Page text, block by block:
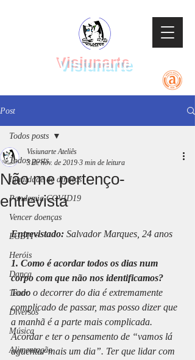
Visiunarte
Post
Todos posts
Igualdade de direitos
Pandemia COVID19
Vencer doenças
LGBTI+
Heróis
Dança
Teatro
Diversos
Música
Alimentação
Todos posts
Não me pertenço-
entrevista
Visiunarte Ateliês
3 de nov. de 2019 3 min de leitura
Entrevistado: Salvador Marques, 24 anos
1. Como é acordar todos os dias num
corpo com que não nos identificamos?
Todo o decorrer do dia é extremamente
complicado de passar, mas posso dizer que
a manhã é a parte mais complicada.
Acordar e ter o pensamento de “vamos lá
aguentar mais um dia”. Ter que lidar com